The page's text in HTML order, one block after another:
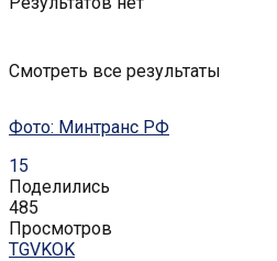
Смотреть все результаты
Фото: Минтранс РФ
15
Поделились
485
Просмотров
TGVKOK